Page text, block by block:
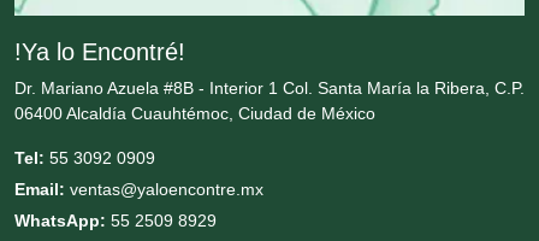
Decoración de Interiores
Dentistas
!Ya lo Encontré!
Dr. Mariano Azuela #8B - Interior 1 Col. Santa María la Ribera, C.P.
06400 Alcaldía Cuauhtémoc, Ciudad de México
Tel: 55 3092 0909
Email: ventas@yaloencontre.mx
WhatsApp: 55 2509 8929